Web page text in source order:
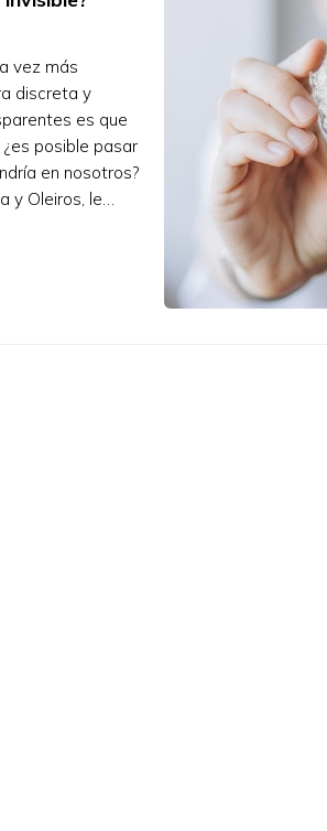
vez más
discreta y
es que
posible pasar
en nosotros?
y Oleiros, le